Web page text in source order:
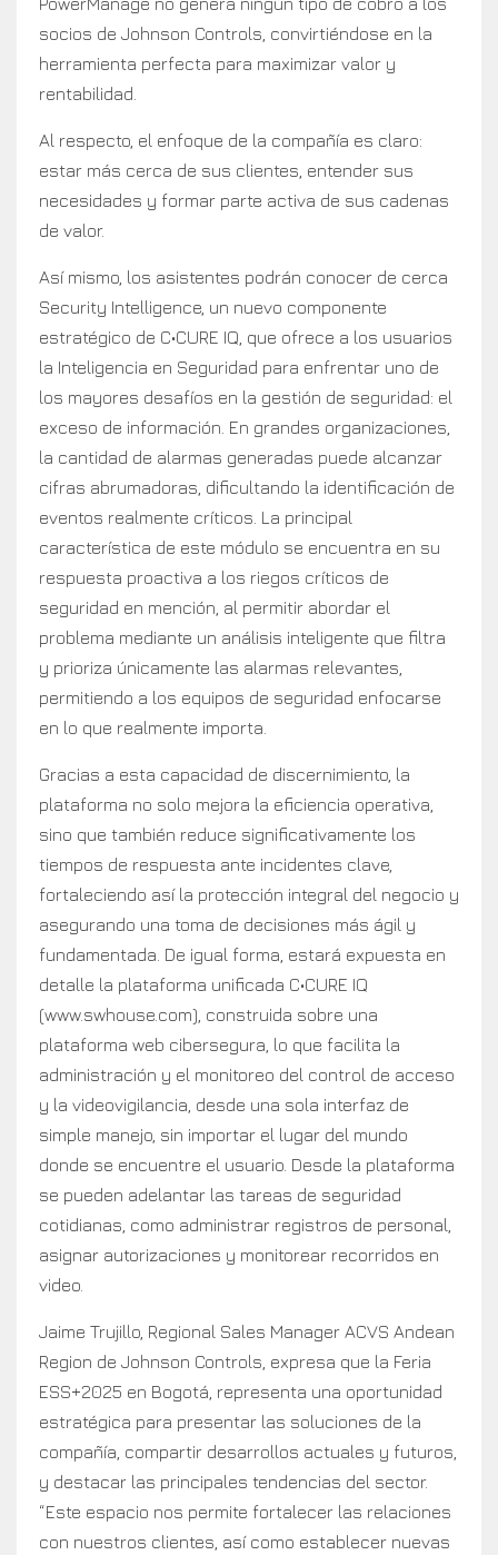
socios de Johnson Controls, convirtiéndose en la
herramienta perfecta para maximizar valor y
rentabilidad.
Al respecto, el enfoque de la compañía es claro:
estar más cerca de sus clientes, entender sus
necesidades y formar parte activa de sus cadenas
de valor.
Así mismo, los asistentes podrán conocer de cerca
Security Intelligence, un nuevo componente
estratégico de C•CURE IQ, que ofrece a los usuarios
la Inteligencia en Seguridad para enfrentar uno de
los mayores desafíos en la gestión de seguridad: el
exceso de información. En grandes organizaciones,
la cantidad de alarmas generadas puede alcanzar
cifras abrumadoras, dificultando la identificación de
eventos realmente críticos. La principal
característica de este módulo se encuentra en su
respuesta proactiva a los riegos críticos de
seguridad en mención, al permitir abordar el
problema mediante un análisis inteligente que filtra
y prioriza únicamente las alarmas relevantes,
permitiendo a los equipos de seguridad enfocarse
en lo que realmente importa.
Gracias a esta capacidad de discernimiento, la
plataforma no solo mejora la eficiencia operativa,
sino que también reduce significativamente los
tiempos de respuesta ante incidentes clave,
fortaleciendo así la protección integral del negocio y
asegurando una toma de decisiones más ágil y
fundamentada. De igual forma, estará expuesta en
detalle la plataforma unificada C•CURE IQ
(www.swhouse.com), construida sobre una
plataforma web cibersegura, lo que facilita la
administración y el monitoreo del control de acceso
y la videovigilancia, desde una sola interfaz de
simple manejo, sin importar el lugar del mundo
donde se encuentre el usuario. Desde la plataforma
se pueden adelantar las tareas de seguridad
cotidianas, como administrar registros de personal,
asignar autorizaciones y monitorear recorridos en
video.
Jaime Trujillo, Regional Sales Manager ACVS Andean
Region de Johnson Controls, expresa que la Feria
ESS+2025 en Bogotá, representa una oportunidad
estratégica para presentar las soluciones de la
compañía, compartir desarrollos actuales y futuros,
y destacar las principales tendencias del sector.
“Este espacio nos permite fortalecer las relaciones
con nuestros clientes, así como establecer nuevas